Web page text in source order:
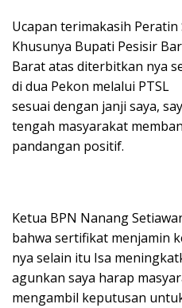
Ucapan terimakasih
Khusunya Bupati Pesisir
Barat atas diterbitkan nya
di dua Pekon melalui PTSL
sesuai dengan janji saya,
tengah masyarakat
pandangan positif.
Ketua BPN Nanang
bahwa sertifikat menjamin
nya selain itu Isa
agunkan saya harap
mengambil keputusan